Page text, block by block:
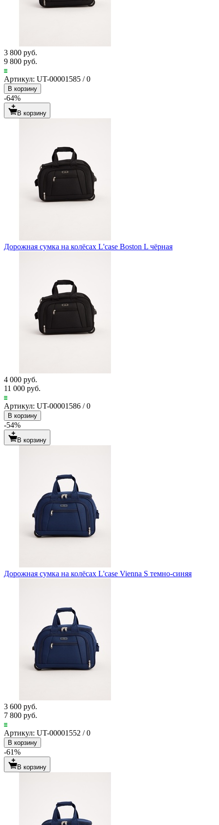
3 800 руб.
9 800 руб.
Артикул: UT-00001585 / 0
В корзину
-64%
В корзину
Дорожная сумка на колёсах L'case Boston L чёрная
4 000 руб.
11 000 руб.
Артикул: UT-00001586 / 0
В корзину
-54%
В корзину
Дорожная сумка на колёсах L'case Vienna S темно-синяя
3 600 руб.
7 800 руб.
Артикул: UT-00001552 / 0
В корзину
-61%
В корзину